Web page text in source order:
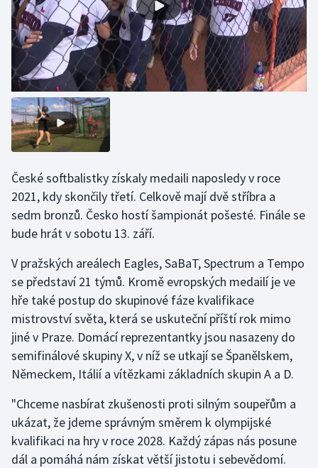
Lyže a snowboard
Moderní pětiboj
Motorsport
Olympijské hry
Parasport
Plavání
Plážový volejbal
Rychlobruslení
Rychlostní kanoistika
Short track
Sportovní střelba
Stolní tenis
Triatlon
České softbalistky získaly medaili naposledy v roce
2021, kdy skončily třetí. Celkově mají dvě stříbra a
sedm bronzů. Česko hostí šampionát pošesté. Finále se
bude hrát v sobotu 13. září.
V pražských areálech Eagles, SaBaT, Spectrum a Tempo
se představí 21 týmů. Kromě evropských medailí je ve
hře také postup do skupinové fáze kvalifikace
mistrovství světa, která se uskuteční příští rok mimo
jiné v Praze. Domácí reprezentantky jsou nasazeny do
semifinálové skupiny X, v níž se utkají se Španělskem,
Německem, Itálií a vítězkami základních skupin A a D.
"Chceme nasbírat zkušenosti proti silným soupeřům a
ukázat, že jdeme správným směrem k olympijské
kvalifikaci na hry v roce 2028. Každý zápas nás posune
dál a pomáhá nám získat větší jistotu i sebevědomí.